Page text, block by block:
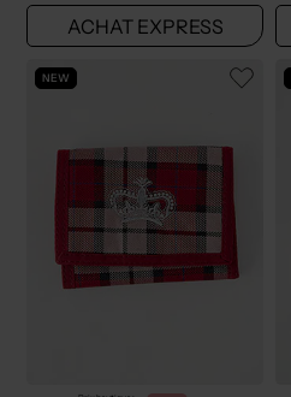
ACHAT EXPRESS
NEW